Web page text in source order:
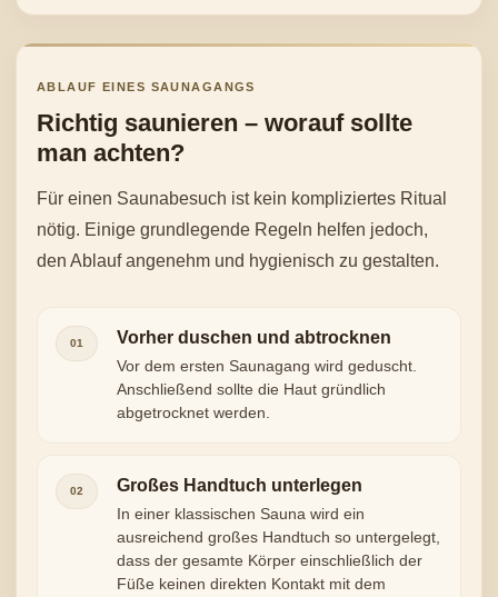
ABLAUF EINES SAUNAGANGS
Richtig saunieren – worauf sollte
man achten?
Für einen Saunabesuch ist kein kompliziertes Ritual
nötig. Einige grundlegende Regeln helfen jedoch,
den Ablauf angenehm und hygienisch zu gestalten.
01 Vorher duschen und abtrocknen
Vor dem ersten Saunagang wird geduscht.
Anschließend sollte die Haut gründlich
abgetrocknet werden.
02 Großes Handtuch unterlegen
In einer klassischen Sauna wird ein
ausreichend großes Handtuch so untergelegt,
dass der gesamte Körper einschließlich der
Füße keinen direkten Kontakt mit dem